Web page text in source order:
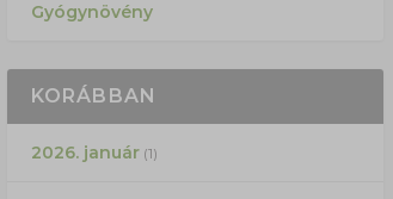
Gyógynövény
KORÁBBAN
2026. január(1)